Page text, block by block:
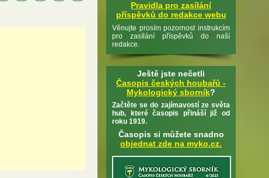
Pravidla pro zasílání
příspěvků do redakce webu
Věnujte prosím pozornost instrukcím
pro zasílání příspěvků do naší
redakce.
Ještě jste nečetli
Časopis českých houbařů -
Mykologický sborník?
Začtěte se do zajímavostí ze světa
hub, které časopis přináší již od
roku 1919.
Časopis si můžete snadno
objednat zde na myko.cz.